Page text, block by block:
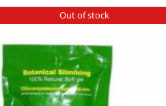
Out of stock